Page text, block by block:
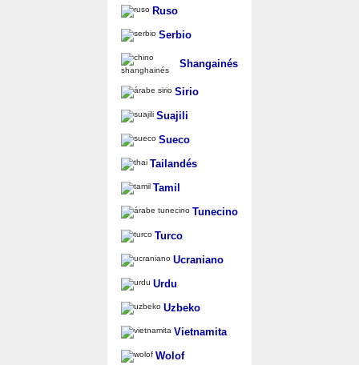
Ruso
Serbio
Shangainés
Sirio
Suajili
Sueco
Tailandés
Tamil
Tunecino
Turco
Ucraniano
Urdu
Uzbeko
Vietnamita
Wolof